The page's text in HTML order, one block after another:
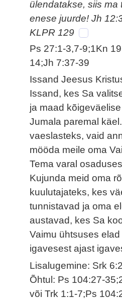
ülendatakse, siis ma
enese juurde! Jh
KLPR 129
Ps 27:1-3,7-9;1Kn
14;Jh 7:37-39
Issand Jeesus
Issand, kes Sa
ja maad
Jumala paremal
vaeslasteks, vaid
mööda meile oma
Tema varal
Kujunda meid oma
kuulutajateks, kes
tunnistavad ja oma
austavad, kes Sa
Vaimu ühtsuses elad
igavesest ajast
Lisalugemine: Srk
Õhtul: Ps 104:27-
või Trk 1:1-7;Ps